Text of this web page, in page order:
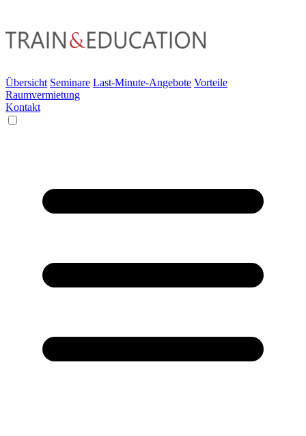
Übersicht Seminare Last-Minute-Angebote Vorteile
Raumvermietung
Kontakt